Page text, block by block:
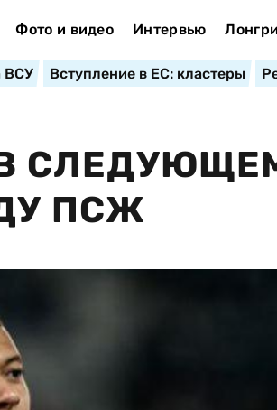
Фото и видео Интервью
ВСУ Вступление в ЕС: кластеры
ПСЖ